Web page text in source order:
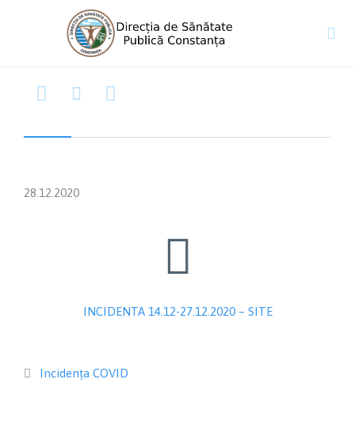

  
28.12.2020

INCIDENTA 14.12-27.12.2020 – SITE
 Category
Incidența COVID